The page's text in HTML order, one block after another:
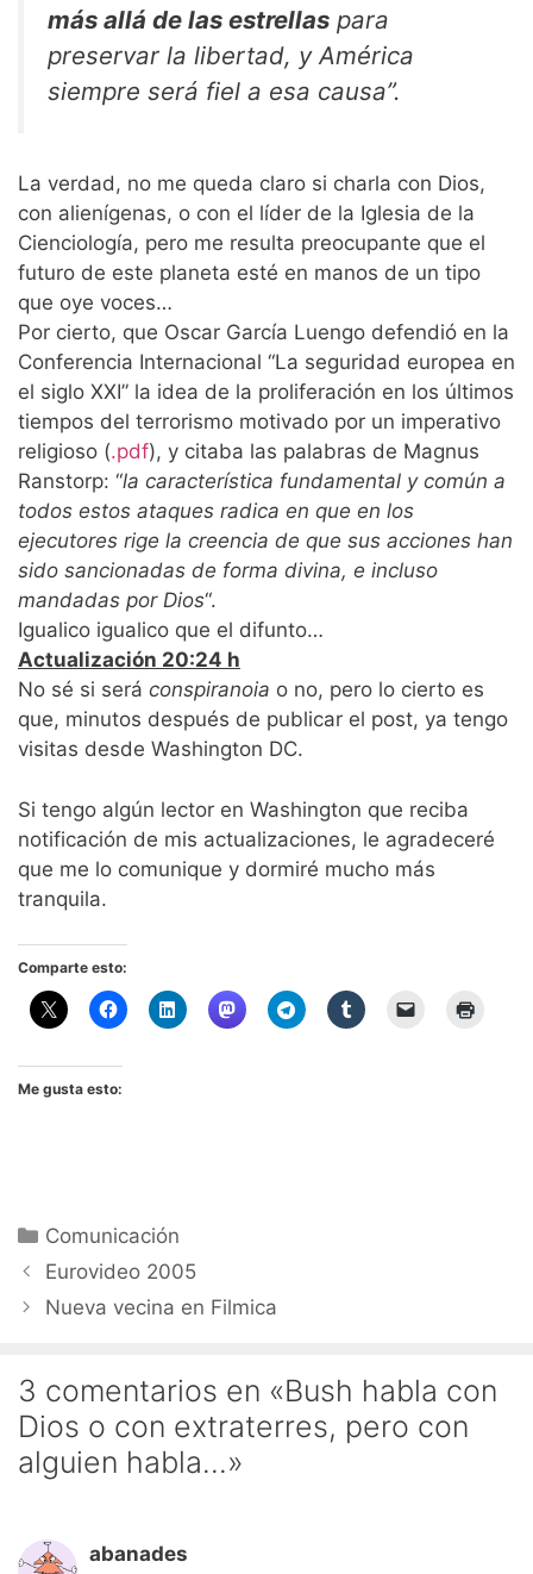
más allá de las estrellas para
preservar la libertad, y América
siempre será fiel a esa causa”.
La verdad, no me queda claro si charla con Dios,
con alienígenas, o con el líder de la Iglesia de la
Cienciología, pero me resulta preocupante que el
futuro de este planeta esté en manos de un tipo
que oye voces…
Por cierto, que Oscar García Luengo defendió en la
Conferencia Internacional “La seguridad europea en
el siglo XXI” la idea de la proliferación en los últimos
tiempos del terrorismo motivado por un imperativo
religioso (.pdf), y citaba las palabras de Magnus
Ranstorp: “la característica fundamental y común a
todos estos ataques radica en que en los
ejecutores rige la creencia de que sus acciones han
sido sancionadas de forma divina, e incluso
mandadas por Dios“.
Igualico igualico que el difunto…
Actualización 20:24 h
No sé si será conspiranoia o no, pero lo cierto es
que, minutos después de publicar el post, ya tengo
visitas desde Washington DC.
Si tengo algún lector en Washington que reciba
notificación de mis actualizaciones, le agradeceré
que me lo comunique y dormiré mucho más
tranquila.
Comparte esto:
Me gusta esto:
Categorías
Comunicación
Eurovideo 2005
Nueva vecina en Filmica
3 comentarios en «Bush habla con
Dios o con extraterres, pero con
alguien habla…»
abanades